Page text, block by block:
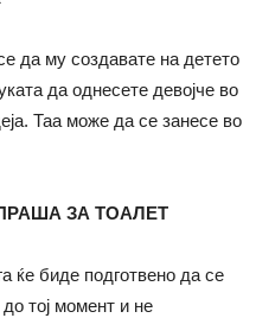
да му создавате на детето
да однесете девојче во
Таа може да се занесе во
ЗА ТОАЛЕТ
ќе биде подготвено да се
тој момент и не